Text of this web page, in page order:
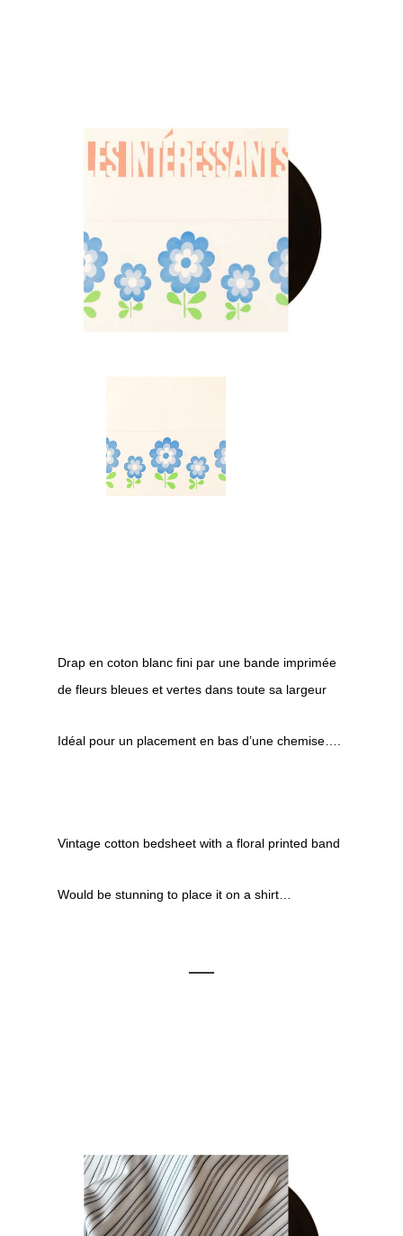
Drap en coton blanc fini par une bande imprimée
de fleurs bleues et vertes dans toute sa largeur
Idéal pour un placement en bas d’une chemise….
Vintage cotton bedsheet with a floral printed band
Would be stunning to place it on a shirt…